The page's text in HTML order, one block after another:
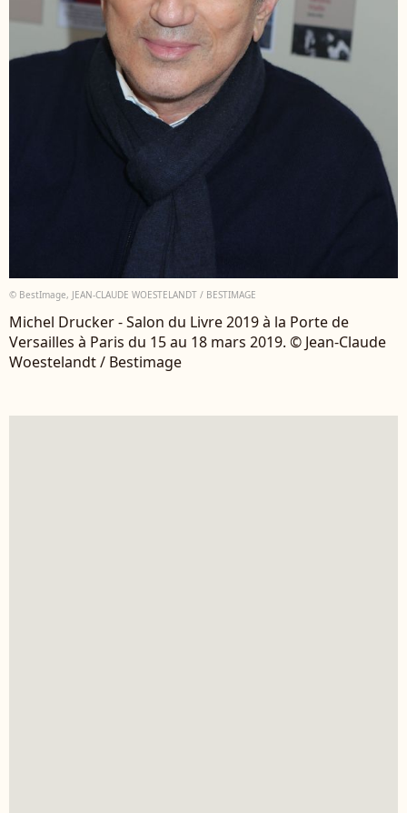
© BestImage, JEAN-CLAUDE WOESTELANDT / BESTIMAGE
Michel Drucker - Salon du Livre 2019 à la Porte de
Versailles à Paris du 15 au 18 mars 2019. © Jean-Claude
Woestelandt / Bestimage